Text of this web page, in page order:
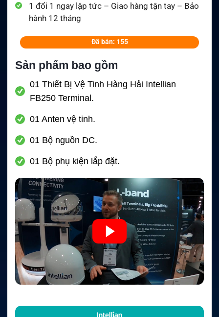
1 đổi 1 ngay lập tức – Giao hàng tận tay – Bảo
hành 12 tháng
Đã bán: 155
Sản phẩm bao gồm
01 Thiết Bị Vệ Tinh Hàng Hải Intellian
FB250 Terminal.
01 Anten vệ tinh.
01 Bộ nguồn DC.
01 Bộ phụ kiện lắp đặt.